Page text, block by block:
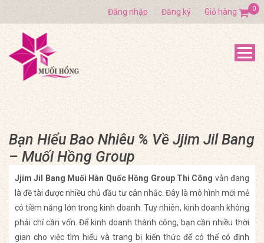
Đăng nhập Đăng ký Giỏ hàng 0
Bạn Hiểu Bao Nhiêu % Về Jjim Jil Bang
– Muối Hồng Group
Jjim Jil Bang Muối Hàn Quốc Hồng Group Thi Công vẫn đang
là đề tài được nhiều chủ đầu tư cân nhắc. Đây là mô hình mới mẻ
có tiềm năng lớn trong kinh doanh. Tuy nhiên, kinh doanh không
phải chỉ cần vốn. Để kinh doanh thành công, bạn cần nhiều thời
gian cho việc tìm hiểu và trang bị kiến thức để có thể có định